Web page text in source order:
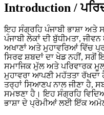
Introduction /
ਇਹ ਸੰਗ੍ਰਹਿ ਪੰਜਾਬੀ ਭਾਸ਼ਾ
ਪੰਜਾਬੀ ਲੋਕਾਂ ਦੀ ਬੁੱਧੀਮਤਾ,
ਅਖਾਣਾਂ ਅਤੇ ਮੁਹਾਵਰਿਆਂ ਵਿੱਚ
ਸਿਰਫ ਸ਼ਬਦਾਂ ਦਾ ਖੇਡ ਨਹੀਂ, ਸਗੋਂ
ਸਮਾਜਿਕ ਮੁੱਲ ਅਤੇ ਪਰਿਵਾਰਕ
ਮੁਹਾਵਰਾ ਆਪਣੀ ਮਹੱਤਤਾ ਰੱਖਦਾ
ਤਰ੍ਹਾਂ ਸਿਆਣਪ ਨਾਲ ਜੀਣਾ ਹੈ,
ਸਮਝਣਾ ਹੈ। ਇਹ ਸੰਗ੍ਰਹਿ
ਭਾਸ਼ਾ ਦੇ ਪ੍ਰੇਮੀਆਂ ਲਈ ਇੱਕ